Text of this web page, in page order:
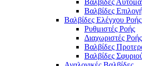
Βαλβίδες
Βαλβίδες Ελέγχου Ροής
Ρυθμιστές Ροής
Διαχωριστές Ροής
Βαλβίδες
Βαλβίδες